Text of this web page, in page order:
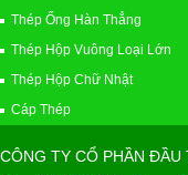
Thép Ống Hàn Thẳng
Thép Hộp Vuông Loại Lớn
Thép Hộp Chữ Nhật
Cáp Thép
CÔNG TY CỔ PHẦN